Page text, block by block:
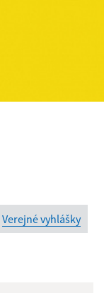
Verejné vyhlášky